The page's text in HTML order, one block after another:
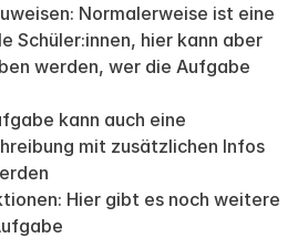
Normalerweise ist eine
Schüler:innen, hier kann aber
werden, wer die Aufgabe
kann auch eine
mit zusätzlichen Infos
Hier gibt es noch weitere